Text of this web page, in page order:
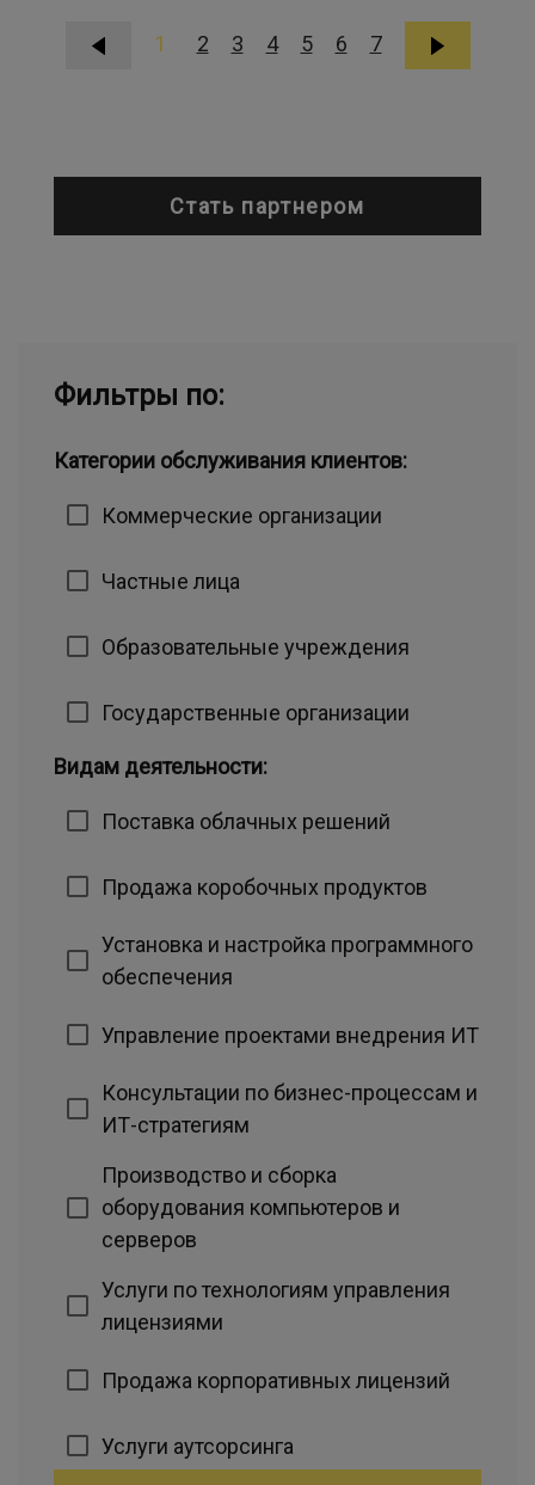
1 2 3 4 5 6 7
Стать партнером
Фильтры по:
Категории обслуживания клиентов:
Коммерческие организации
Частные лица
Образовательные учреждения
Государственные организации
Видам деятельности:
Поставка облачных решений
Продажа коробочных продуктов
Установка и настройка программного
обеспечения
Управление проектами внедрения ИТ
Консультации по бизнес-процессам и
ИТ-стратегиям
Производство и сборка
оборудования компьютеров и
серверов
Услуги по технологиям управления
лицензиями
Продажа корпоративных лицензий
Услуги аутсорсинга